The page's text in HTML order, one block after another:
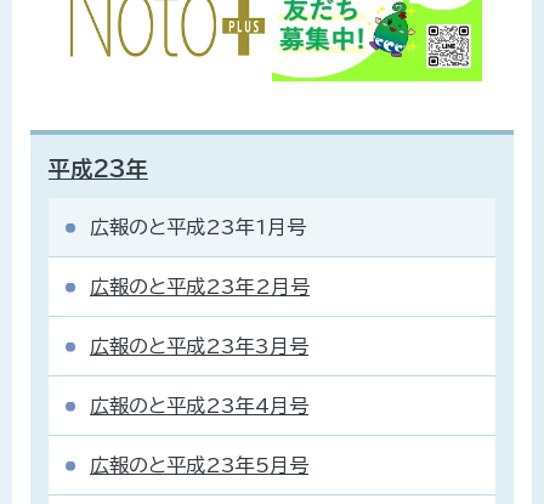
平成23年
広報のと平成23年1月号
広報のと平成23年2月号
広報のと平成23年3月号
広報のと平成23年4月号
広報のと平成23年5月号